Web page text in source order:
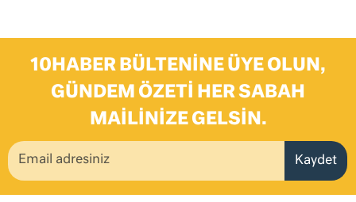
10HABER BÜLTENINE ÜYE OLUN,
GÜNDEM ÖZETI HER SABAH
MAILINIZE GELSIN.
Kaydet